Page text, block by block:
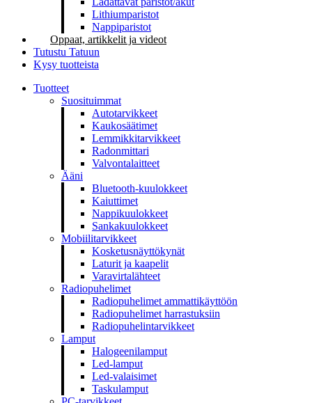
Lithiumparistot
Nappiparistot
Oppaat, artikkelit ja videot
Tutustu Tatuun
Kysy tuotteista
Tuotteet
Suosituimmat
Autotarvikkeet
Kaukosäätimet
Lemmikkitarvikkeet
Radonmittari
Valvontalaitteet
Ääni
Bluetooth-kuulokkeet
Kaiuttimet
Nappikuulokkeet
Sankakuulokkeet
Mobiilitarvikkeet
Kosketusnäyttökynät
Laturit ja kaapelit
Varavirtalähteet
Radiopuhelimet
Radiopuhelimet ammattikäyttöön
Radiopuhelimet harrastuksiin
Radiopuhelintarvikkeet
Lamput
Halogeenilamput
Led-lamput
Led-valaisimet
Taskulamput